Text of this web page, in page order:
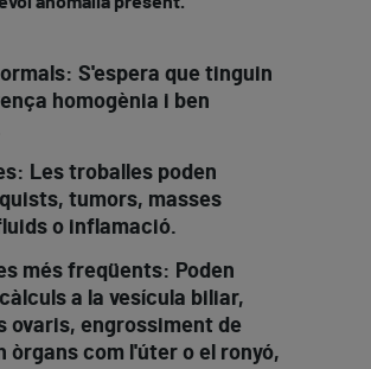
S'espera que tinguin
homogènia i ben
Les troballes poden
tumors, masses
o inflamació.
més freqüents: Poden
a la vesícula biliar,
ovaris, engrossiment de
òrgans com l'úter o el ronyó,